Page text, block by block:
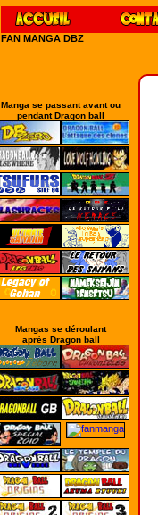
FAN MANGA DBZ
Manga se passant avant ou
pendant Dragon ball
Mangas se déroulant
après Dragon ball